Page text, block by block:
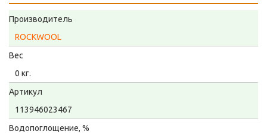
Производитель
ROCKWOOL
Вес
0 кг.
Артикул
113946023467
Водопоглощение, %